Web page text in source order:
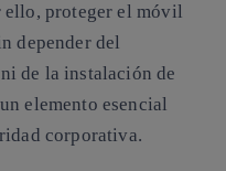
ello, proteger el móvil
depender del
de la instalación de
elemento esencial
corporativa.